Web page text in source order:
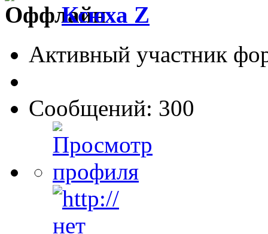
Ксюха Z
Активный участник
Сообщений: 300